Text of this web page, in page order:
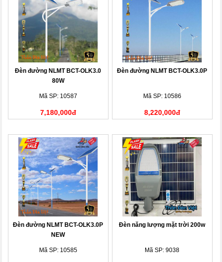
Đèn đường NLMT BCT-OLK3.0
80W
Mã SP: 10587
7,180,000đ
Đèn đường NLMT BCT-OLK3.0P
Mã SP: 10586
8,220,000đ
Đèn đường NLMT BCT-OLK3.0P
NEW
Mã SP: 10585
Đèn năng lượng mặt trời 200w
Mã SP: 9038